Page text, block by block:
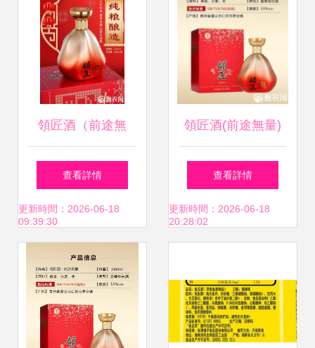
信息在于產品的溯
源性及其合法性，
它是消費者了解食
品成分、安全和營
養屬性的主要途
徑。最近我們對經
常能遇到的問題進
行了深入的總結
入“證照合一”新時
代
領匠酒（前途無
量） 品味卓越，前
途璀璨
查看詳情
更新時間：2026-06-18
09:39:30
領匠酒(前途無量)
查看詳情
更新時間：2026-06-18
20:28:02